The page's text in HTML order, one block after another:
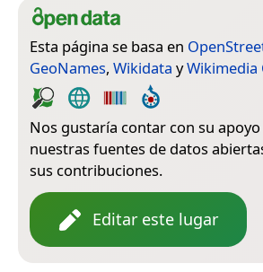
Esta página se basa en
GeoNames, Wikidata yWikimedia
Nos gustaría contar con su
nuestras fuentes de datos
sus contribuciones.
Editar este lugar